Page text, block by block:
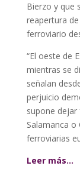
Bierzo y que
reapertura
ferroviario
“El oeste de
mientras se
señalan
perjuicio
supone
Salamanca o
ferroviarias
Leer más…